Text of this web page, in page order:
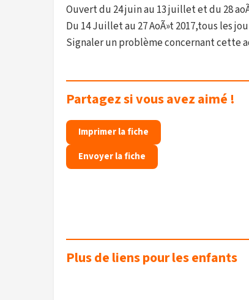
Ouvert du 24 juin au 13 juillet et du 28
Du 14 Juillet au 27 AoÃ»t 2017,tous les
Signaler un problème concernant cette
Partagez si vous avez aimé !
Imprimer la fiche
Envoyer la fiche
Plus de liens pour les enfants